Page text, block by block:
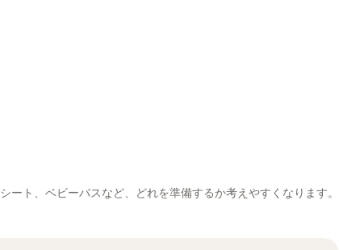
ト、ベビーバスなど、どれを準備するか考えやすくなります。